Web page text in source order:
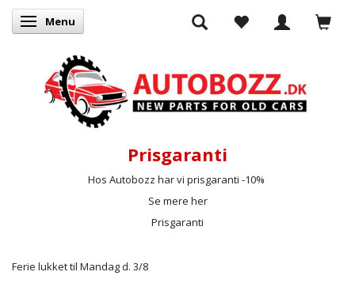
Skifte navigation
Menu
Prisgaranti
Hos Autobozz har vi prisgaranti -10%
Se mere her
Prisgaranti
Ferie lukket til Mandag d. 3/8